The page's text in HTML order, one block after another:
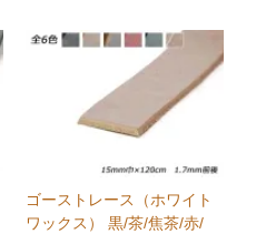
ゴーストレース（ホワイト
ワックス） 黒/茶/焦茶/赤/